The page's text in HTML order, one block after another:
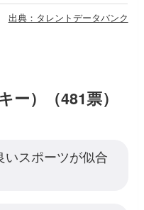
出典：タレントデータバンク
ー）（481票）
いスポーツが似合